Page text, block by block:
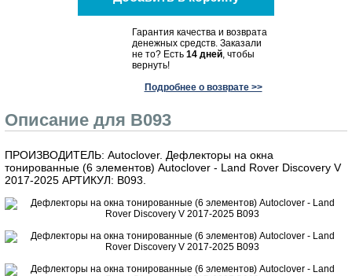
Гарантия качества и возврата
денежных средств. Заказали
не то? Есть 14 дней, чтобы
вернуть!
Подробнее о возврате >>
Описание для B093
ПРОИЗВОДИТЕЛЬ: Autoclover. Дефлекторы на окна
тонированные (6 элементов) Autoclover - Land Rover Discovery V
2017-2025 АРТИКУЛ: B093.